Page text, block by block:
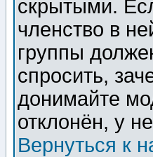
скрытыми.
членство в
группы
спросить,
донимайте
отклонён, у
Вернуться к